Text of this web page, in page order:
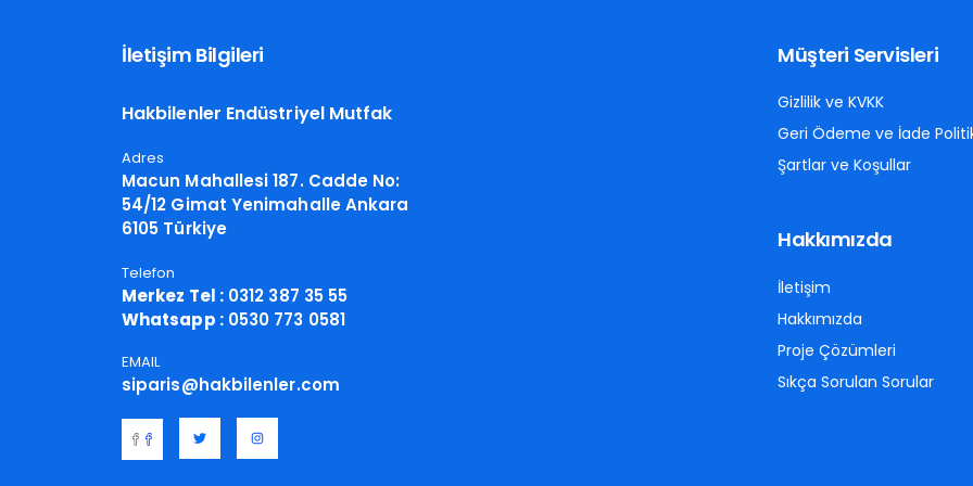
İletişim Bilgileri
Hakbilenler Endüstriyel Mutfak
Adres
Macun Mahallesi 187. Cadde No:
54/12 Gimat Yenimahalle Ankara
6105 Türkiye
Telefon
Merkez Tel :0312 387 35 55
Whatsapp :0530 773 0581
EMAIL
siparis@hakbilenler.com
Müşteri Servisleri
Gizlilik ve KVKK
Geri Ödeme ve İade
Şartlar ve Koşullar
Hakkımızda
İletişim
Hakkımızda
Proje Çözümleri
Sıkça Sorulan Sorular